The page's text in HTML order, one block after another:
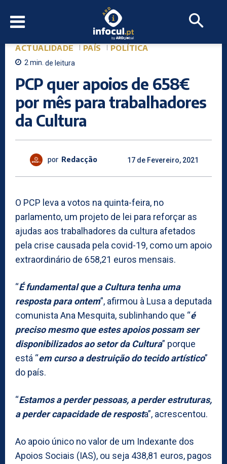
ACTUALIDADE PAÍS POLÍTICA
2min. de leitura
PCP quer apoios de 658€
por mês para trabalhadores
da Cultura
por Redacção 17 de Fevereiro, 2021
O PCP leva a votos na quinta-feira, no
parlamento, um projeto de lei para reforçar as
ajudas aos trabalhadores da cultura afetados
pela crise causada pela covid-19, como um apoio
extraordinário de 658,21 euros mensais.
“É fundamental que a Cultura tenha uma
resposta para ontem”, afirmou à Lusa a deputada
comunista Ana Mesquita, sublinhando que “é
preciso mesmo que estes apoios possam ser
disponibilizados ao setor da Cultura” porque
está “em curso a destruição do tecido artístico”
do país.
“Estamos a perder pessoas, a perder estruturas,
a perder capacidade de resposta”, acrescentou.
Ao apoio único no valor de um Indexante dos
Apoios Sociais (IAS), ou seja 438,81 euros, pagos